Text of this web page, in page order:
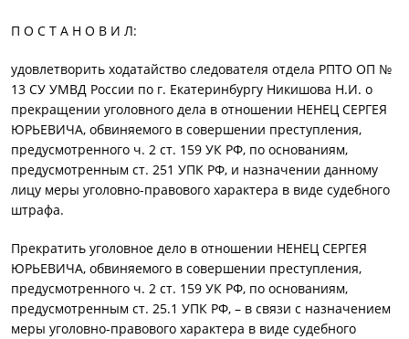
П О С Т А Н О В И Л:
удовлетворить ходатайство следователя отдела РПТО ОП №
13 СУ УМВД России по г. Екатеринбургу Никишова Н.И. о
прекращении уголовного дела в отношении НЕНЕЦ СЕРГЕЯ
ЮРЬЕВИЧА, обвиняемого в совершении преступления,
предусмотренного ч. 2 ст. 159 УК РФ, по основаниям,
предусмотренным ст. 251 УПК РФ, и назначении данному
лицу меры уголовно-правового характера в виде судебного
штрафа.
Прекратить уголовное дело в отношении НЕНЕЦ СЕРГЕЯ
ЮРЬЕВИЧА, обвиняемого в совершении преступления,
предусмотренного ч. 2 ст. 159 УК РФ, по основаниям,
предусмотренным ст. 25.1 УПК РФ, – в связи с назначением
меры уголовно-правового характера в виде судебного